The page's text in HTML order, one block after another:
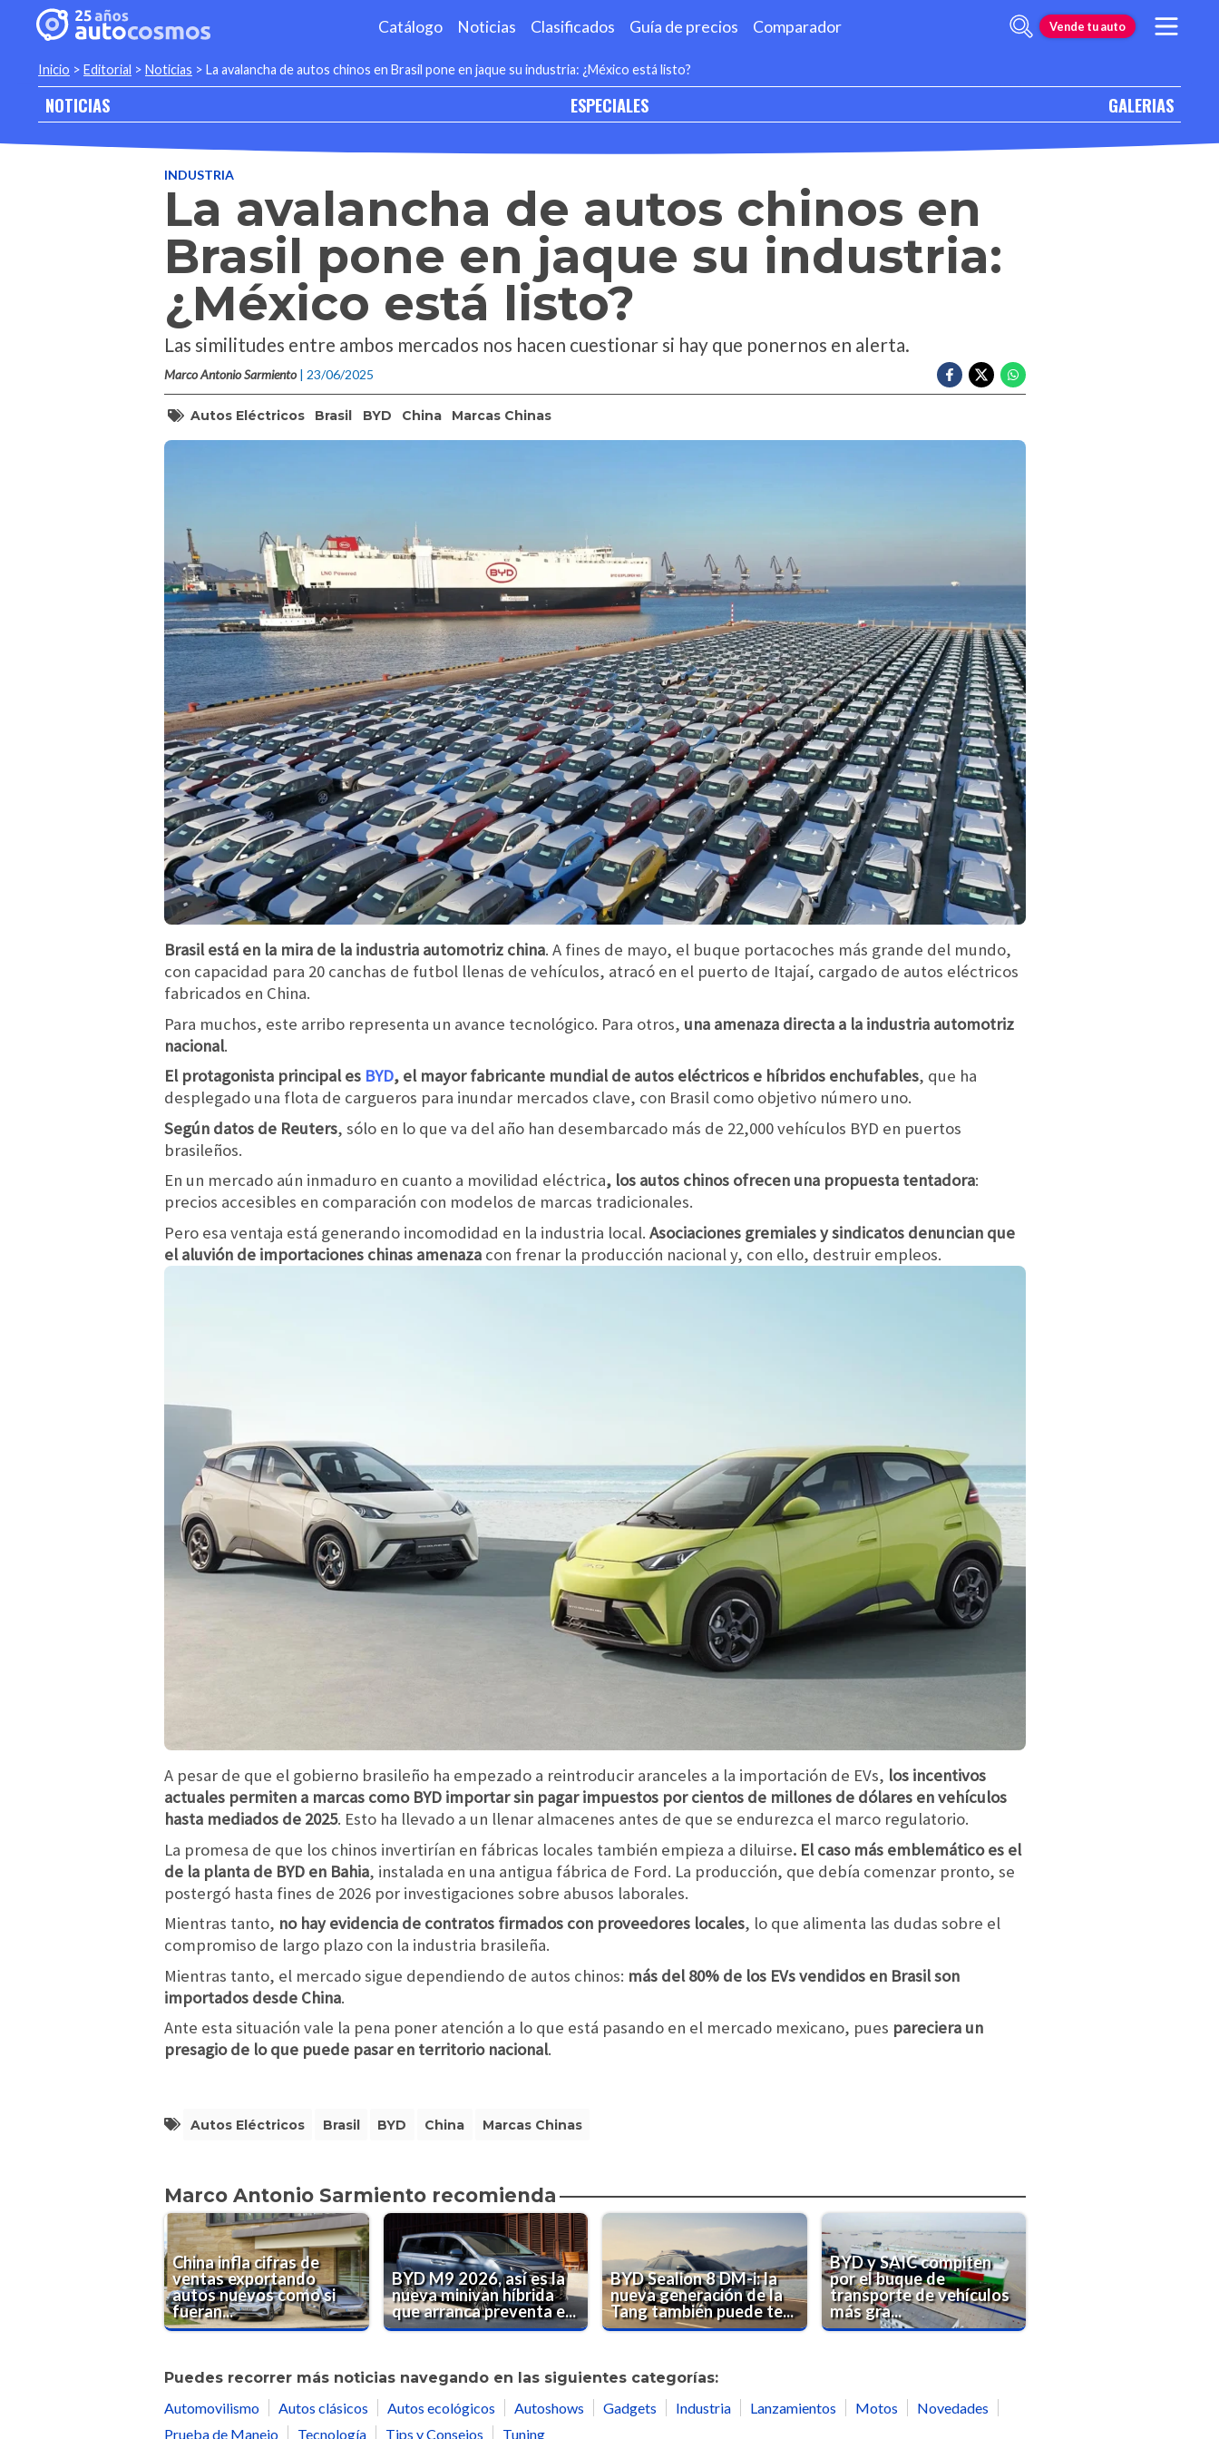
Catálogo Noticias Clasificados Guía de precios Comparador Vende tu auto
Inicio > Editorial > Noticias > La avalancha de autos chinos en Brasil pone en jaque su industria: ¿México está listo?
NOTICIAS ESPECIALES GALERIAS
INDUSTRIA
La avalancha de autos chinos en
Brasil pone en jaque su industria:
¿México está listo?
Las similitudes entre ambos mercados nos hacen cuestionar si hay que ponernos en alerta.
Marco Antonio Sarmiento | 23/06/2025
Autos Eléctricos Brasil BYD China Marcas Chinas
Brasil está en la mira de la industria automotriz china. A fines de mayo, el buque portacoches más grande del mundo,
con capacidad para 20 canchas de futbol llenas de vehículos, atracó en el puerto de Itajaí, cargado de autos eléctricos
fabricados en China.
Para muchos, este arribo representa un avance tecnológico. Para otros, una amenaza directa a la industria automotriz
nacional.
El protagonista principal es BYD, el mayor fabricante mundial de autos eléctricos e híbridos enchufables, que ha
desplegado una flota de cargueros para inundar mercados clave, con Brasil como objetivo número uno.
Según datos de Reuters, sólo en lo que va del año han desembarcado más de 22,000 vehículos BYD en puertos
brasileños.
En un mercado aún inmaduro en cuanto a movilidad eléctrica, los autos chinos ofrecen una propuesta tentadora:
precios accesibles en comparación con modelos de marcas tradicionales.
Pero esa ventaja está generando incomodidad en la industria local. Asociaciones gremiales y sindicatos denuncian que
el aluvión de importaciones chinas amenaza con frenar la producción nacional y, con ello, destruir empleos.
A pesar de que el gobierno brasileño ha empezado a reintroducir aranceles a la importación de EVs, los incentivos
actuales permiten a marcas como BYD importar sin pagar impuestos por cientos de millones de dólares en vehículos
hasta mediados de 2025. Esto ha llevado a un llenar almacenes antes de que se endurezca el marco regulatorio.
La promesa de que los chinos invertirían en fábricas locales también empieza a diluirse. El caso más emblemático es el
de la planta de BYD en Bahia, instalada en una antigua fábrica de Ford. La producción, que debía comenzar pronto, se
postergó hasta fines de 2026 por investigaciones sobre abusos laborales.
Mientras tanto, no hay evidencia de contratos firmados con proveedores locales, lo que alimenta las dudas sobre el
compromiso de largo plazo con la industria brasileña.
Mientras tanto, el mercado sigue dependiendo de autos chinos: más del 80% de los EVs vendidos en Brasil son
importados desde China.
Ante esta situación vale la pena poner atención a lo que está pasando en el mercado mexicano, pues pareciera un
presagio de lo que puede pasar en territorio nacional.
Autos Eléctricos Brasil BYD China Marcas Chinas
Marco Antonio Sarmiento recomienda
China infla cifras de
ventas exportando
autos nuevos como si
fueran...
BYD M9 2026, así es la
nueva minivan híbrida
que arranca preventa e...
BYD Sealion 8 DM-i: la
nueva generación de la
Tang también puede te...
BYD y SAIC compiten
por el buque de
transporte de vehículos
más gra...
Puedes recorrer más noticias navegando en las siguientes categorías:
Automovilismo
Autos clásicos Autos ecológicos Autoshows Gadgets Industria Lanzamientos Motos
Novedades
Prueba de Manejo
Tecnología Tips y Consejos Tuning